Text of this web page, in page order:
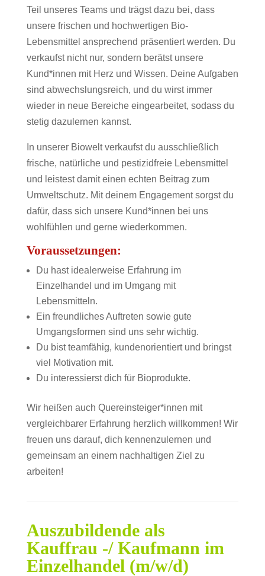
Teil unseres Teams und trägst dazu bei, dass
unsere frischen und hochwertigen Bio-
Lebensmittel ansprechend präsentiert werden. Du
verkaufst nicht nur, sondern berätst unsere
Kund*innen mit Herz und Wissen. Deine Aufgaben
sind abwechslungsreich, und du wirst immer
wieder in neue Bereiche eingearbeitet, sodass du
stetig dazulernen kannst.
In unserer Biowelt verkaufst du ausschließlich
frische, natürliche und pestizidfreie Lebensmittel
und leistest damit einen echten Beitrag zum
Umweltschutz. Mit deinem Engagement sorgst du
dafür, dass sich unsere Kund*innen bei uns
wohlfühlen und gerne wiederkommen.
Voraussetzungen:
Du hast idealerweise Erfahrung im
Einzelhandel und im Umgang mit
Lebensmitteln.
Ein freundliches Auftreten sowie gute
Umgangsformen sind uns sehr wichtig.
Du bist teamfähig, kundenorientiert und bringst
viel Motivation mit.
Du interessierst dich für Bioprodukte.
Wir heißen auch Quereinsteiger*innen mit
vergleichbarer Erfahrung herzlich willkommen! Wir
freuen uns darauf, dich kennenzulernen und
gemeinsam an einem nachhaltigen Ziel zu
arbeiten!
Auszubildende als
Kauffrau -/ Kaufmann im
Einzelhandel (m/w/d)